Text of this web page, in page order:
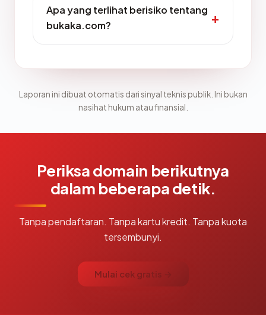
Apa yang terlihat berisiko tentang
bukaka.com?
Laporan ini dibuat otomatis dari sinyal teknis publik. Ini bukan
nasihat hukum atau finansial.
Periksa domain berikutnya
dalam beberapa detik.
Tanpa pendaftaran. Tanpa kartu kredit. Tanpa kuota
tersembunyi.
Mulai cek gratis →